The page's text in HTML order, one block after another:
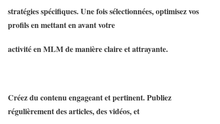
stratégies spécifiques. Une fois sélectionnées, optimisez vos
profils en mettant en avant votre
activité en MLM de manière claire et attrayante.
Créez du contenu engageant et pertinent. Publiez
régulièrement des articles, des vidéos, et